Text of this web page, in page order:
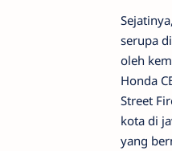
serupa
oleh
Honda
Street
kota di
yang